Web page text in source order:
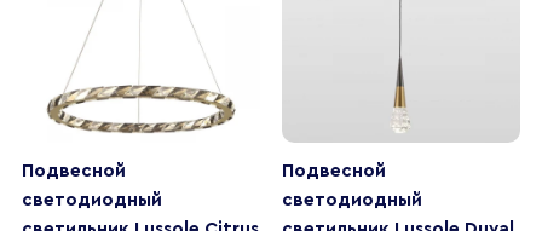
Подвесной
светодиодный
Подвесной
светодиодный